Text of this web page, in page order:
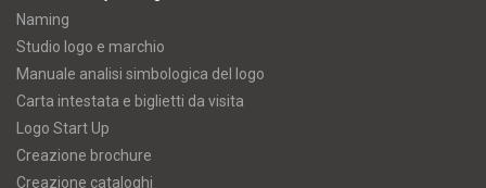
Naming
Studio logo e marchio
Manuale analisi simbologica del logo
Carta intestata e biglietti da visita
Logo Start Up
Creazione brochure
Creazione cataloghi